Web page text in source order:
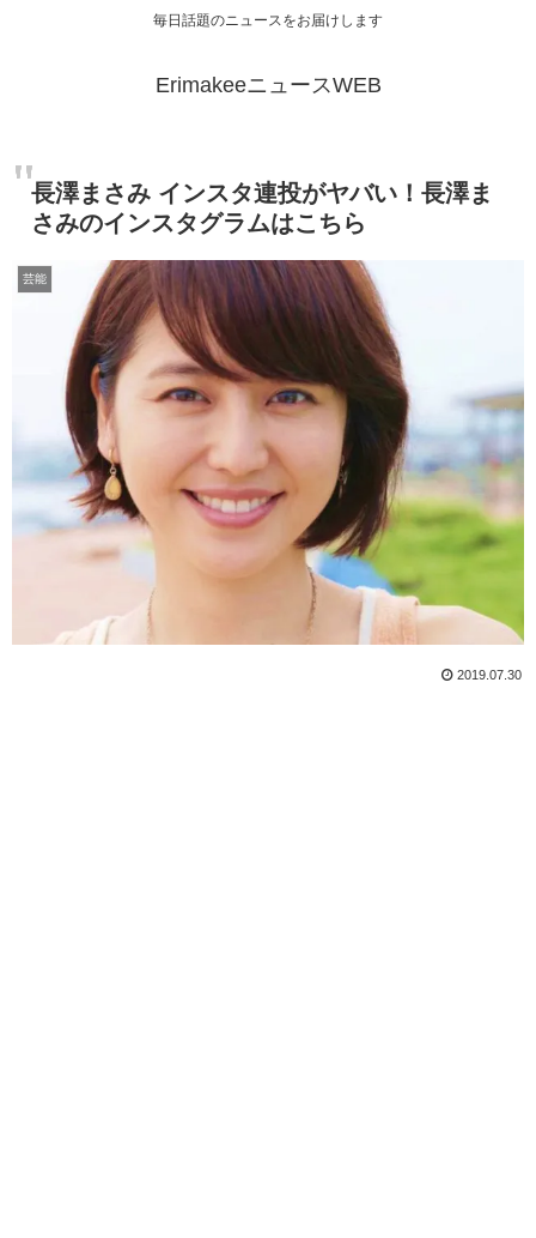
毎日話題のニュースをお届けします
ErimakeeニュースWEB
長澤まさみ インスタ連投がヤバい！長澤ま
さみのインスタグラムはこちら
芸能
2019.07.30